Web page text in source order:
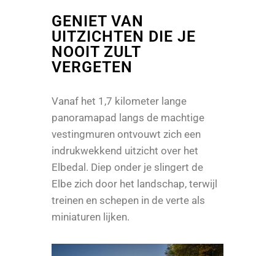
GENIET VAN
UITZICHTEN DIE JE
NOOIT ZULT
VERGETEN
Vanaf het 1,7 kilometer lange
panoramapad langs de machtige
vestingmuren ontvouwt zich een
indrukwekkend uitzicht over het
Elbedal. Diep onder je slingert de
Elbe zich door het landschap, terwijl
treinen en schepen in de verte als
miniaturen lijken.